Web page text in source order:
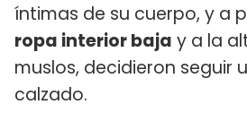
íntimas de su cuerpo, y a
ropa interior baja y a la
muslos, decidieron seguir
calzado.